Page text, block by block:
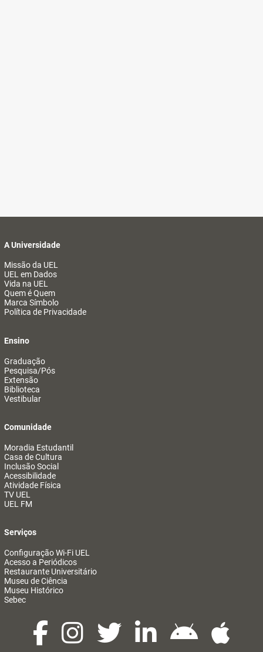
A Universidade
Missão da UEL
UEL em Dados
Vida na UEL
Quem é Quem
Marca Símbolo
Política de Privacidade
Ensino
Graduação
Pesquisa/Pós
Extensão
Biblioteca
Vestibular
Comunidade
Moradia Estudantil
Casa de Cultura
Inclusão Social
Acessibilidade
Atividade Física
TV UEL
UEL FM
Serviços
Configuração Wi-Fi UEL
Acesso a Periódicos
Restaurante Universitário
Museu de Ciência
Museu Histórico
Sebec